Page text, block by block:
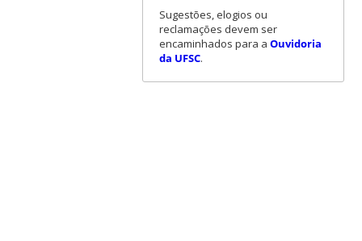
Sugestões, elogios ou
reclamações devem ser
encaminhados para a Ouvidoria
da UFSC.